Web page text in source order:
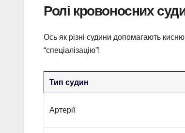
Ролі кровоносних
Ось як різні судини допомагають
“спеціалізацію”!
Тип судин
Артерії